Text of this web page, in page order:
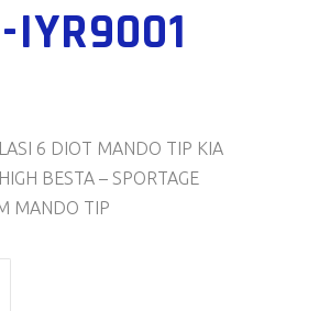
IYR9001
6 DIOT MANDO TIP KIA
BESTA – SPORTAGE
MANDO TIP